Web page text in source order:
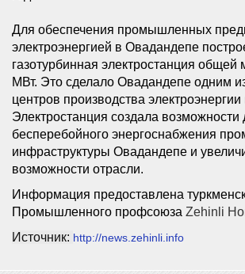
Для обеспечения промышленных
электроэнергией в Овадандепе
газотурбинная электростанция
МВт. Это сделало Овадандепе одним
центров производства электроэнергии
Электростанция создала возможности
бесперебойного энергоснабжения
инфраструктуры Овадандепе и
возможности отрасли.
Информация предоставлена
Промышленного профсоюза Zehinli
Источник: http://news.zehinli.info